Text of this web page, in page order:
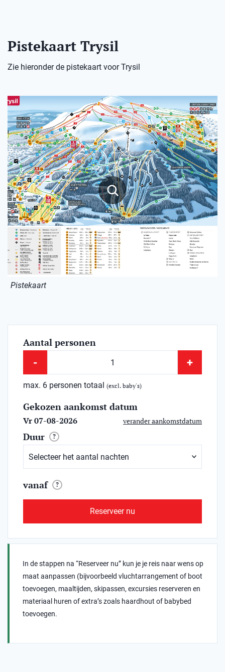
Pistekaart Trysil
Zie hieronder de pistekaart voor Trysil
Pistekaart
Aantal personen
- +
max. 6 personen totaal (excl. baby's)
Gekozen aankomst datum
Vr 07-08-2026 verander aankomstdatum
Duur ?
vanaf ?
Reserveer nu
In de stappen na “Reserveer nu” kun je je reis naar wens op
maat aanpassen (bijvoorbeeld vluchtarrangement of boot
toevoegen, maaltijden, skipassen, excursies reserveren en
materiaal huren of extra’s zoals haardhout of babybed
toevoegen.